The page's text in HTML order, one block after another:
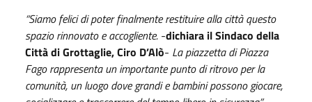
“Siamo felici di poter finalmente restituire alla città questo
spazio rinnovato e accogliente. -dichiara il Sindaco della
Città di Grottaglie, Ciro D’Alò- La piazzetta di Piazza
Fago rappresenta un importante punto di ritrovo per la
comunità, un luogo dove grandi e bambini possono giocare,